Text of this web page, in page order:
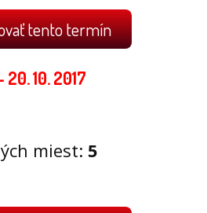
tento termín
20. 10. 2017
miest: 5